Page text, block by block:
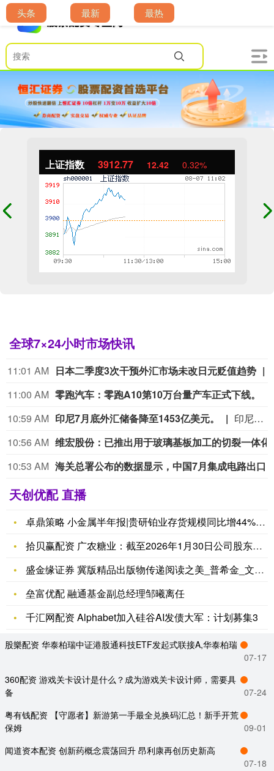
上证指数 3912.77 12.42 0.32%
全球7×24小时市场快讯
11:01 AM 日本二季度3次干预外汇市场未改日元贬值趋势
11:00 AM 零跑汽车：零跑A10第10万台量产车正式下线。
10:59 AM 印尼7月底外汇储备降至1453亿美元。
印尼7月底外汇储备降至1453亿美元。
10:56 AM
10:53 AM
天创优配 直播
卓鼎策略 小金属半年报|贵研铂业存货规模同比增44%至74亿
拾贝赢配资 广农糖业：截至2026年1月30日公司股东人数为
盛金缘证券 冀版精品出版物传递阅读之美_普希金_文化_河北
垒富优配 融通基金副总经理邹曦离任
千汇网配资 Alphabet加入硅谷AI发债大军：计划募集3
股樂配资 华泰柏瑞中证港股通科技ETF发起式联接A,华泰柏瑞
07-17
360配资 游戏关卡设计是什么？成为游戏关卡设计师，需要具
备
07-24
粤有钱配资 【守愿者】新游第一手最全兑换码汇总！新手开荒
保姆
09-01
闻道资本配资 创新药概念震荡回升 昂利康再创历史新高
07-18
头条 最新 最热